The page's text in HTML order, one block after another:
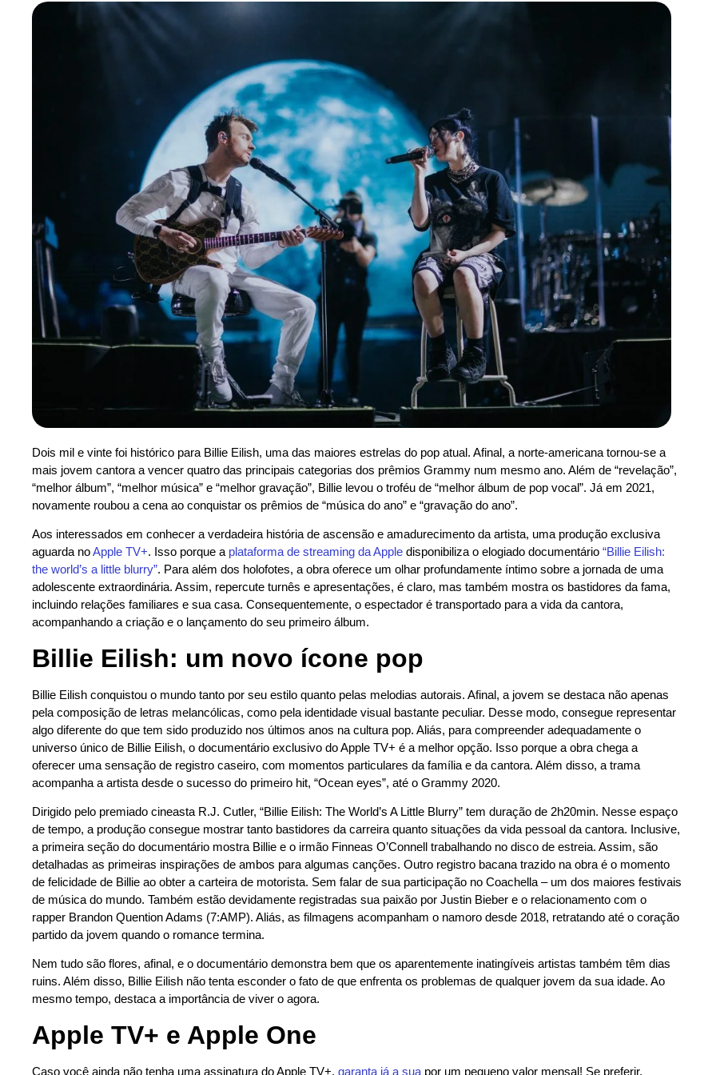
Dois mil e vinte foi histórico para Billie Eilish, uma das maiores estrelas do pop atual. Afinal, a norte-americana tornou-se a
mais jovem cantora a vencer quatro das principais categorias dos prêmios Grammy num mesmo ano. Além de “revelação”,
“melhor álbum”, “melhor música” e “melhor gravação”, Billie levou o troféu de “melhor álbum de pop vocal”. Já em 2021,
novamente roubou a cena ao conquistar os prêmios de “música do ano” e “gravação do ano”.
Aos interessados em conhecer a verdadeira história de ascensão e amadurecimento da artista, uma produção exclusiva
aguarda noApple TV+. Isso porque a plataforma de streaming da Apple disponibiliza o elogiado documentário “Billie Eilish:
the world’s a little blurry”. Para além dos holofotes, a obra oferece um olhar profundamente íntimo sobre a jornada de uma
adolescente extraordinária. Assim, repercute turnês e apresentações, é claro, mas também mostra os bastidores da fama,
incluindo relações familiares e sua casa. Consequentemente, o espectador é transportado para a vida da cantora,
acompanhando a criação e o lançamento do seu primeiro álbum.
Billie Eilish: um novo ícone pop
Billie Eilish conquistou o mundo tanto por seu estilo quanto pelas melodias autorais. Afinal, a jovem se destaca não apenas
pela composição de letras melancólicas, como pela identidade visual bastante peculiar. Desse modo, consegue representar
algo diferente do que tem sido produzido nos últimos anos na cultura pop. Aliás, para compreender adequadamente o
universo único de Billie Eilish, o documentário exclusivo do Apple TV+ é a melhor opção. Isso porque a obra chega a
oferecer uma sensação de registro caseiro, com momentos particulares da família e da cantora. Além disso, a trama
acompanha a artista desde o sucesso do primeiro hit, “Ocean eyes”, até o Grammy 2020.
Dirigido pelo premiado cineasta R.J. Cutler, “Billie Eilish: The World’s A Little Blurry” tem duração de 2h20min. Nesse espaço
de tempo, a produção consegue mostrar tanto bastidores da carreira quanto situações da vida pessoal da cantora. Inclusive,
a primeira seção do documentário mostra Billie e o irmão Finneas O’Connell trabalhando no disco de estreia. Assim, são
detalhadas as primeiras inspirações de ambos para algumas canções. Outro registro bacana trazido na obra é o momento
de felicidade de Billie ao obter a carteira de motorista. Sem falar de sua participação no Coachella – um dos maiores festivais
de música do mundo. Também estão devidamente registradas sua paixão por Justin Bieber e o relacionamento com o
rapper Brandon Quention Adams (7:AMP). Aliás, as filmagens acompanham o namoro desde 2018, retratando até o coração
partido da jovem quando o romance termina.
Nem tudo são flores, afinal, e o documentário demonstra bem que os aparentemente inatingíveis artistas também têm dias
ruins. Além disso, Billie Eilish não tenta esconder o fato de que enfrenta os problemas de qualquer jovem da sua idade. Ao
mesmo tempo, destaca a importância de viver o agora.
Apple TV+ e Apple One
Caso você ainda não tenha uma assinatura do Apple TV+, garanta já a sua por um pequeno valor mensal! Se preferir,